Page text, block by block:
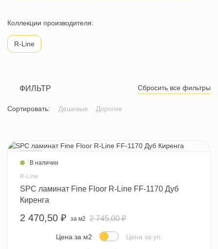
Коллекции производителя:
R-Line
Сортировать: Дешевые Дорогие
ФИЛЬТР Сбросить все фильтры
В наличии
R-Line
SPC ламинат Fine Floor R-Line FF-1170 Дуб
Киренга
2 470,50 ₽ за м2 2 745,00 ₽
Цена за м2 Цена за уп.